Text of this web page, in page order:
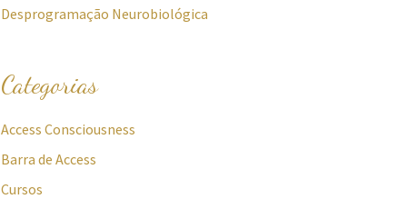
Desprogramação Neurobiológica
Categorias
Access Consciousness
Barra de Access
Cursos